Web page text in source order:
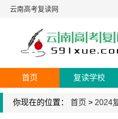
云南高考复读网
首页 复读学校
你现在的位置： 首页 > 2024